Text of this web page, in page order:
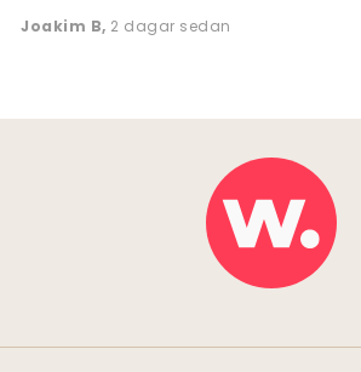
Joakim B, 2 dagar sedan